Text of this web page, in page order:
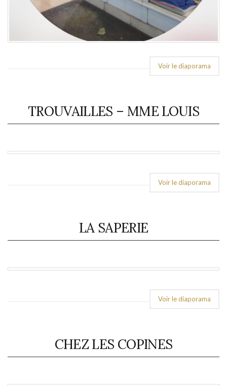
Voir le diaporama
TROUVAILLES – MME LOUIS
Voir le diaporama
LA SAPERIE
Voir le diaporama
CHEZ LES COPINES